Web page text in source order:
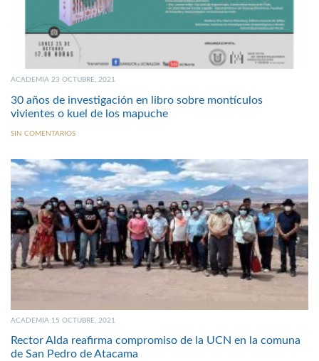
ACADEMIA 23 OCTUBRE, 2021
30 años de investigación en libro sobre montículos
vivientes o kuel de los mapuche
SIN COMENTARIOS
ACADEMIA 15 OCTUBRE, 2021
Rector Alda reafirma compromiso de la UCN en la comuna
de San Pedro de Atacama